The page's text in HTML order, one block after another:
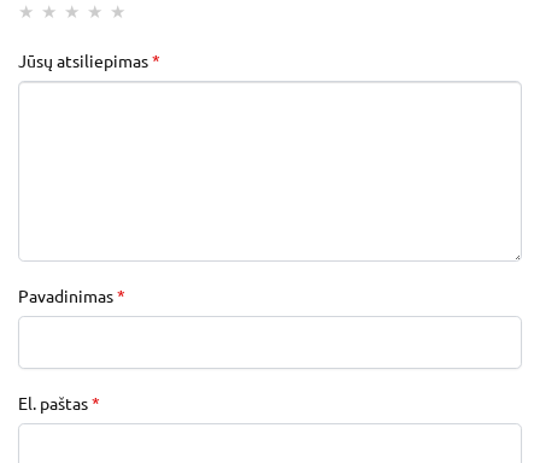
Jūsų atsiliepimas*
Pavadinimas*
El. paštas*